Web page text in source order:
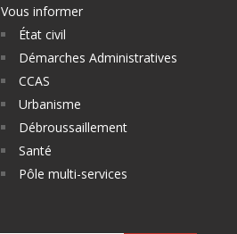
Vous informer
État civil
Démarches Administratives
CCAS
Urbanisme
Débroussaillement
Santé
Pôle multi-services